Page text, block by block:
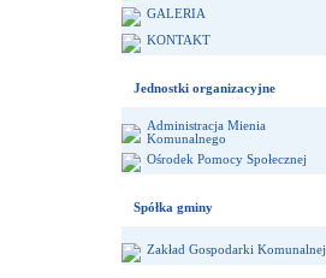
GALERIA
KONTAKT
Jednostki organizacyjne
Administracja Mienia
Komunalnego
Ośrodek Pomocy Społecznej
Spółka gminy
Zakład Gospodarki Komunalnej